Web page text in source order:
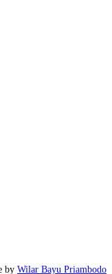
by Wilar Bayu Priambodo